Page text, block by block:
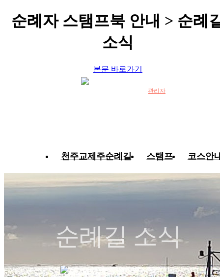
순례자 스탬프북 안내 > 순례
소식
본문 바로가기
천주교제주순례길 스탬프 코스안
관리자
순례길 소식
chevron_right 순례길 소식 chevron_right 순례길 소식